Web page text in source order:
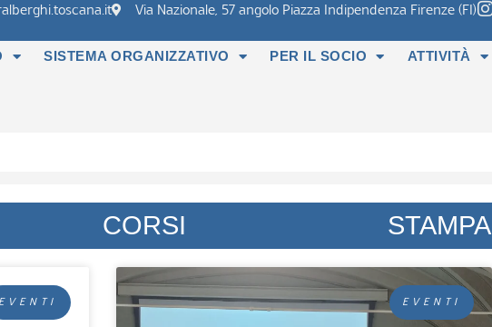
Via Nazionale, 57 angolo Piazza Indipendenza Firenze (FI)
SISTEMA ORGANIZZATIVO PER IL SOCIO ATTIVITÀ
CORSI STAMPA
EVENTI EVENTI